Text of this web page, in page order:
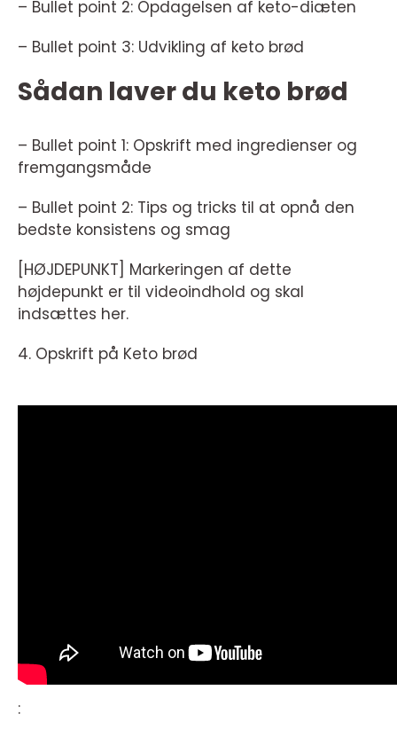
– Bullet point 2: Opdagelsen af keto-diæten
– Bullet point 3: Udvikling af keto brød
Sådan laver du keto brød
– Bullet point 1: Opskrift med ingredienser og
fremgangsmåde
– Bullet point 2: Tips og tricks til at opnå den
bedste konsistens og smag
[HØJDEPUNKT] Markeringen af dette
højdepunkt er til videoindhold og skal
indsættes her.
4. Opskrift på Keto brød
: